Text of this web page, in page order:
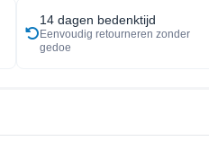
14 dagen bedenktijd
Eenvoudig retourneren zonder
gedoe